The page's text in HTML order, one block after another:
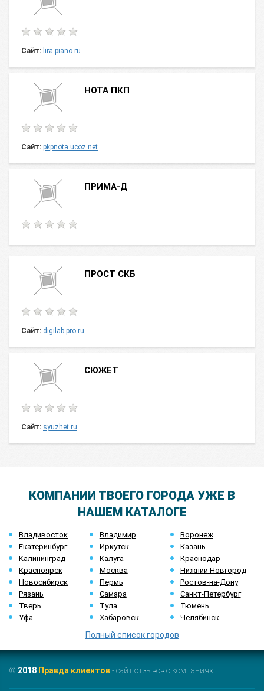
Сайт: lira-piano.ru
НОТА ПКП
Сайт: pkpnota.ucoz.net
ПРИМА-Д
ПРОСТ СКБ
Сайт: digilab-pro.ru
СЮЖЕТ
Сайт: syuzhet.ru
КОМПАНИИ ТВОЕГО ГОРОДА УЖЕ В
НАШЕМ КАТАЛОГЕ
Владивосток Владимир
Воронеж
Екатеринбург
Иркутск
Казань
Калининград
Калуга
Краснодар
Красноярск
Москва
Нижний Новгород
Новосибирск
Пермь
Ростов-на-Дону
Рязань
Самара
Санкт-Петербург
Тверь
Тула
Тюмень
Уфа
Хабаровск Челябинск
Полный список городов
© 2018 Правда клиентов- сайт отзывов о компаниях.